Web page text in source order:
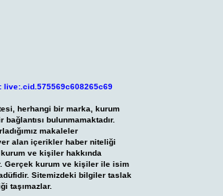
live:.cid.575569c608265c69
herhangi bir marka, kurum
bulunmamaktadır.
makaleler
alan içerikler haber niteliği
ve kişiler hakkında
Gerçek kurum ve kişiler ile isim
Sitemizdeki bilgiler taslak
taşımazlar.